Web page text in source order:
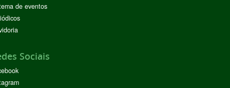
de eventos
Sociais